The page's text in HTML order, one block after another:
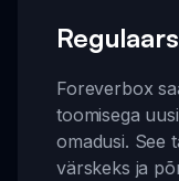
Foreverbox
toomisega
omadusi. See
värskeks ja